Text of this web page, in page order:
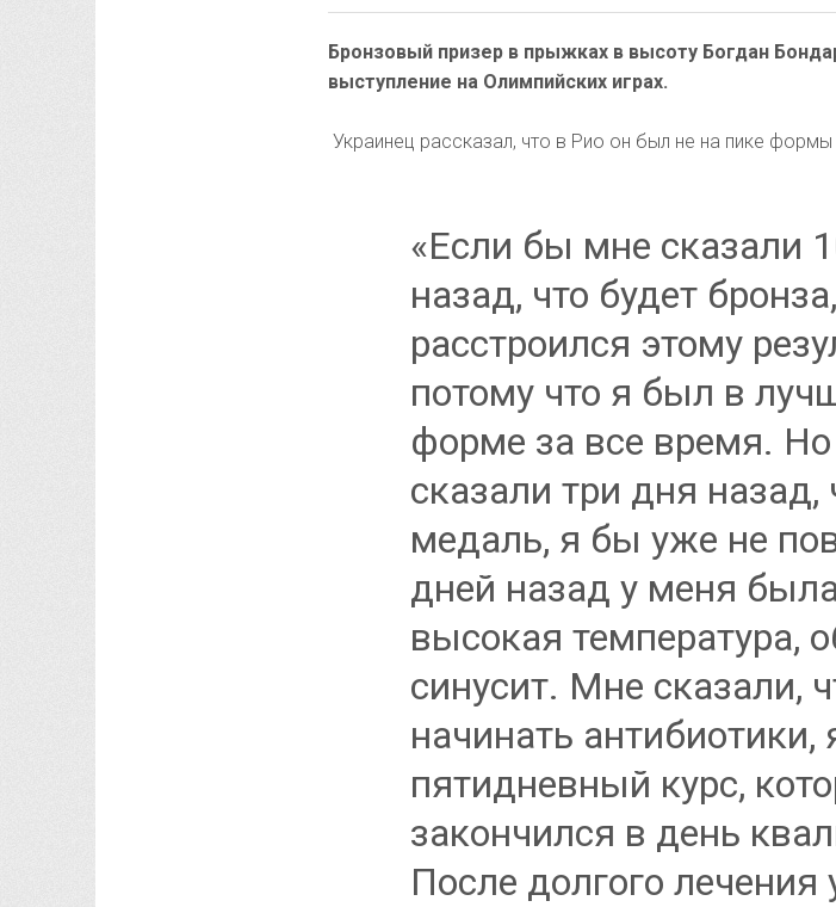
Бронзовый призер в прыжках в высоту Богдан
выступление на Олимпийских играх.
Украинец рассказал, что в Рио он был не на пике формы
«Если бы мне сказали
назад, что будет
расстроился этому
потому что я был в
форме за все время.
сказали три дня назад,
медаль, я бы уже не
дней назад у меня
высокая температура,
синусит. Мне сказали,
начинать антибиотики,
пятидневный курс,
закончился в день
После долгого лечения